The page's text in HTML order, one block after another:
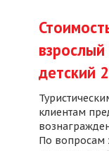
детский
клиентам
По вопросам